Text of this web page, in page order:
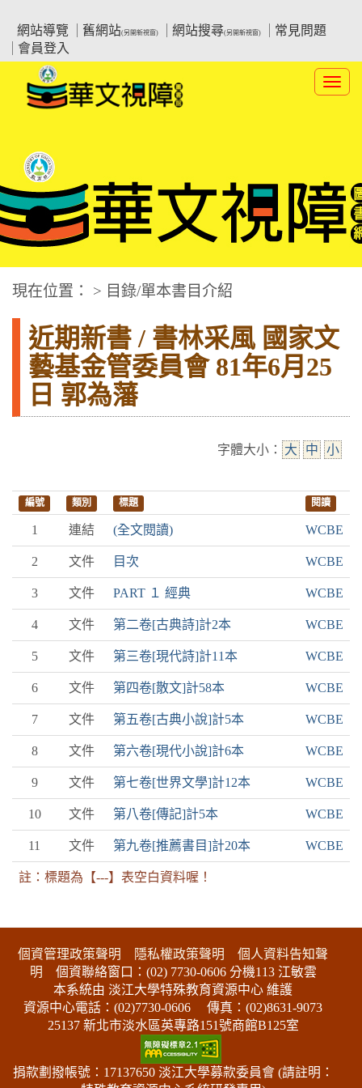
要
網站導覽
舊網站(另開新視窗) 網站搜尋(另開新視窗)
常見問題
會員登入
:::中央區塊
華文視障電子圖書網
現在位置： > 目錄/單本書目介紹
近期新書 / 書林采風 國家文
藝基金管委員會 81年6月25
日 郭為藩
字體大小： 大 中 小
編號 類別 標題 閱讀
1 連結 (全文閱讀) WCBE
2 文件 目次 WCBE
3 文件 PART １ 經典 WCBE
4 文件 第二卷[古典詩]計2本 WCBE
5 文件 第三卷[現代詩]計11本 WCBE
6 文件 第四卷[散文]計58本 WCBE
7 文件 第五卷[古典小說]計5本 WCBE
8 文件 第六卷[現代小說]計6本 WCBE
9 文件 第七卷[世界文學]計12本 WCBE
10 文件 第八卷[傳記]計5本 WCBE
11 文件 第九卷[推薦書目]計20本 WCBE
註：標題為【---】表空白資料喔！
個資管理政策聲明 隱私權政策聲明
個人資料告知聲
明 個資聯絡窗口：(02) 7730-0606 分機113 江敏雲
本系統由 淡江大學特殊教育資源中心 維護
資源中心電話：(02)7730-0606
傳真：(02)8631-9073
25137 新北市淡水區英專路151號商館B125室
捐款劃撥帳號：17137650 淡江大學募款委員會 (請註明：